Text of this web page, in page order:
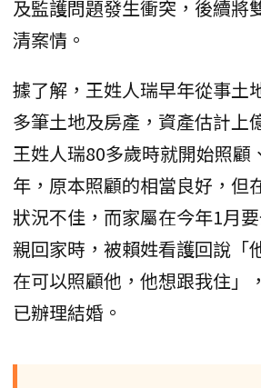
及監護問題發生衝突，後續將
清案情。
據了解，王姓人瑞早年從事土
多筆土地及房產，資產估計上
王姓人瑞80多歲時就開始照顧
年，原本照顧的相當良好，但
狀況不佳，而家屬在今年1月
親回家時，被賴姓看護回說「
在可以照顧他，他想跟我住」
已辦理結婚。